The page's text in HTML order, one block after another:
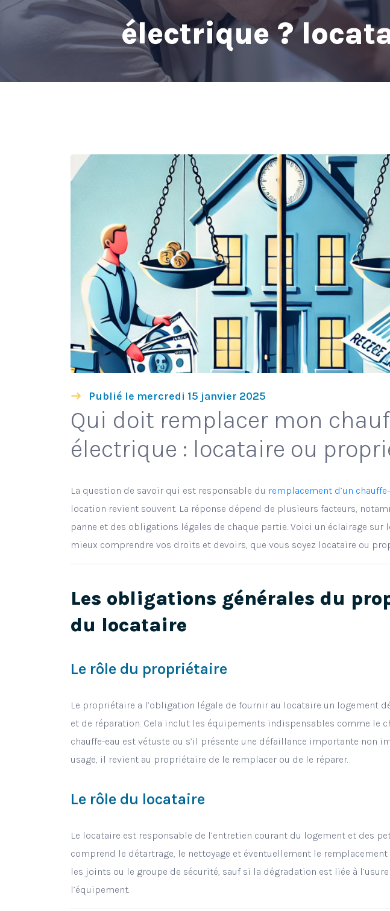
électrique ?
Publié le mercredi 15 janvier 2025
Qui doit remplacer mon
électrique : locataire ou
La question de savoir qui est responsable du remplacement d’un
location revient souvent. La réponse dépend de plusieurs facteurs,
panne et des obligations légales de chaque partie. Voici un éclairage sur
mieux comprendre vos droits et devoirs, que vous soyez locataire ou
Les obligations générales du
du locataire
Le rôle du propriétaire
Le propriétaire a l’obligation légale de fournir au locataire un logement
et de réparation. Cela inclut les équipements indispensables comme le
chauffe-eau est vétuste ou s’il présente une défaillance importante non
usage, il revient au propriétaire de le remplacer ou de le réparer.
Le rôle du locataire
Le locataire est responsable de l’entretien courant du logement et des
comprend le détartrage, le nettoyage et éventuellement le
les joints ou le groupe de sécurité, sauf si la dégradation est liée à
l’équipement.